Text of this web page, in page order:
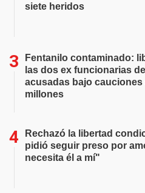
siete heridos
Fentanilo contaminado:
las dos ex funcionarias
acusadas bajo cauciones
millones
Rechazó la libertad
pidió seguir preso por
necesita él a mí"